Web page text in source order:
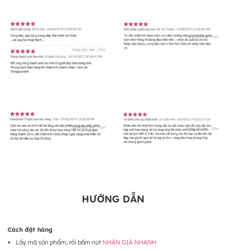
HƯỚNG DẪN
Cách đặt hàng
Lấy mã sản phẩm, rồi bấm nút NHẬN GIÁ NHANH